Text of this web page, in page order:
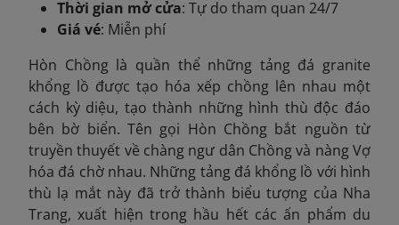
Thời gian mở cửa: Tự do tham quan 24/7
Giá vé: Miễn phí
Hòn Chồng là quần thể những tảng đá granite
khổng lồ được tạo hóa xếp chồng lên nhau một
cách kỳ diệu, tạo thành những hình thù độc đáo
bên bờ biển. Tên gọi Hòn Chồng bắt nguồn từ
truyền thuyết về chàng ngư dân Chồng và nàng Vợ
hóa đá chờ nhau. Những tảng đá khổng lồ với hình
thù lạ mắt này đã trở thành biểu tượng của Nha
Trang, xuất hiện trong hầu hết các ấn phẩm du